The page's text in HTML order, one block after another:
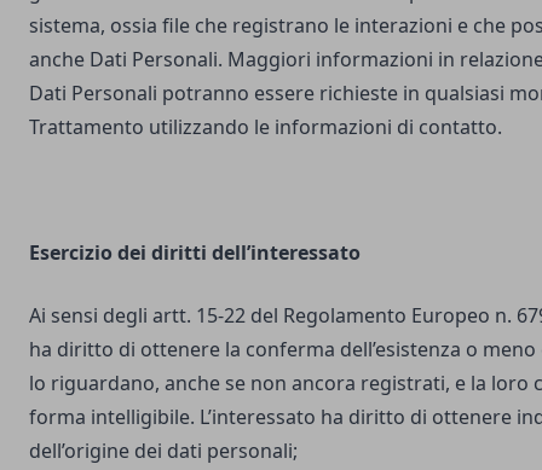
sistema, ossia file che registrano le interazioni e che
anche Dati Personali. Maggiori informazioni in
Dati Personali potranno essere richieste in qualsiasi
Trattamento utilizzando le informazioni di contatto.
Esercizio dei diritti dell’interessato
Ai sensi degli artt. 15-22 del Regolamento Europeo n.
ha diritto di ottenere la conferma dell’esistenza o
lo riguardano, anche se non ancora registrati, e la loro
forma intelligibile. L’interessato ha diritto di ottenere
dell’origine dei dati personali;